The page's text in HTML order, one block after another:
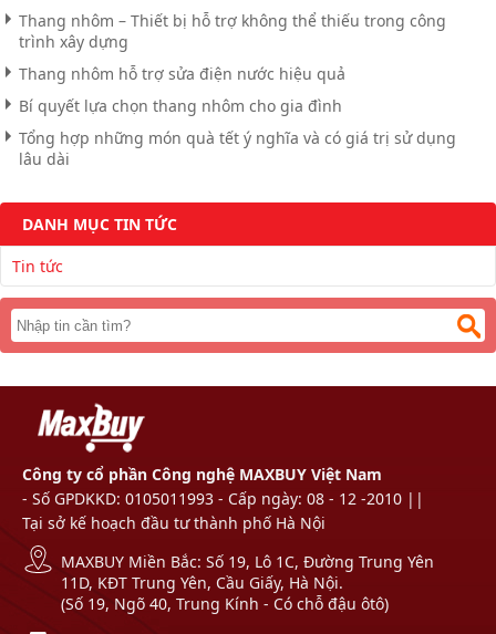
Thang nhôm – Thiết bị hỗ trợ không thể thiếu trong công
trình xây dựng
Thang nhôm hỗ trợ sửa điện nước hiệu quả
Bí quyết lựa chọn thang nhôm cho gia đình
Tổng hợp những món quà tết ý nghĩa và có giá trị sử dụng
lâu dài
DANH MỤC TIN TỨC
Tin tức
Công ty cổ phần Công nghệ MAXBUY Việt Nam
- Số GPDKKD: 0105011993 - Cấp ngày: 08 - 12 -2010 ||
Tại sở kế hoạch đầu tư thành phố Hà Nội
MAXBUY Miền Bắc: Số 19, Lô 1C, Đường Trung Yên
11D, KĐT Trung Yên, Cầu Giấy, Hà Nội.
(Số 19, Ngõ 40, Trung Kính - Có chỗ đậu ôtô)